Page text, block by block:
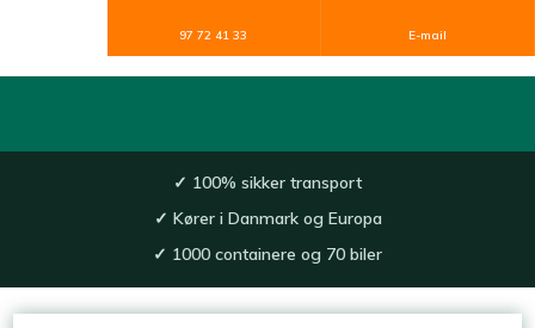
97 72 41 33 E-mail
✓ 100% sikker transport​
✓ Kører i Danmark og Europa
✓ 1000 containere og 70 biler